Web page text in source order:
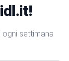
settimana